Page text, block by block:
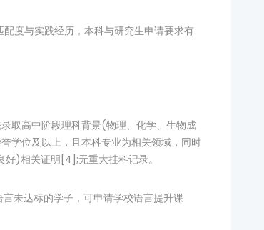
度与实践经历，本科与研究生申请要求有
取高中阶段理科背景(物理、化学、生物成
学位及以上，且本科专业为相关领域，同时
)相关证明[4];无重大挂科记录。
未达标的学子，可申请学校语言提升课